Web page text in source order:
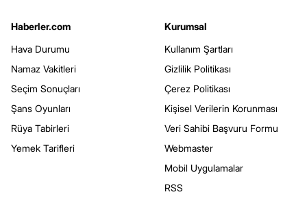
Haberler.com
Hava Durumu
Namaz Vakitleri
Seçim Sonuçları
Şans Oyunları
Rüya Tabirleri
Yemek Tarifleri
Kurumsal
Kullanım Şartları
Gizlilik Politikası
Çerez Politikası
Kişisel Verilerin Korunması
Veri Sahibi Başvuru Formu
Webmaster
Mobil Uygulamalar
RSS